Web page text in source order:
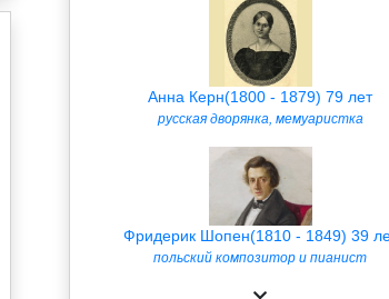
Анна Керн(1800 - 1879) 79 лет
русская дворянка, мемуаристка
Фридерик Шопен(1810 - 1849) 39
польский композитор и пианист